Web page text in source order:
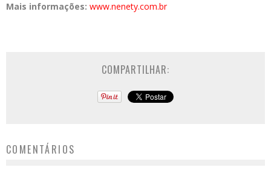
Mais informações: www.nenety.com.br
COMPARTILHAR:
COMENTÁRIOS